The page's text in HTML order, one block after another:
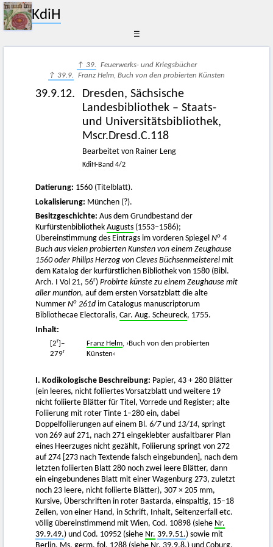
KdiH
☰
↑ 39. Feuerwerks- und Kriegsbücher
↑ 39.9. Franz Helm, Buch von den probierten Künsten
39.9.12.
Dresden, Sächsische
Landesbibliothek – Staats-
und Universitätsbibliothek,
Mscr.Dresd.C.118
Bearbeitet von Rainer Leng
KdiH-Band 4/2
Datierung: 1560 (Titelblatt).
Lokalisierung: München (?).
Besitzgeschichte: Aus dem Grundbestand der
Kurfürstenbibliothek Augusts (1553–1586);
Übereinstimmung des Eintrags im vorderen Spiegel No 4
Buch aus vielen probierten Kunsten von einem Zeughause
1560 oder Philips Herzog von Cleves Büchsenmeisterei mit
dem Katalog der kurfürstlichen Bibliothek von 1580 (Bibl.
Arch. I Vol 21, 56r) Probirte künste zu einem Zeughause mit
aller muntion, auf dem ersten Vorsatzblatt die alte
Nummer No 261d im Catalogus manuscriptorum
Bibliothecae Electoralis, Car. Aug. Scheureck, 1755.
Inhalt:
[2r ]–
279r
Franz Helm, ›Buch von den probierten
Künsten‹
I. Kodikologische Beschreibung: Papier, 43 + 280 Blätter
(ein leeres, nicht foliiertes Vorsatzblatt und weitere 19
nicht foliierte Blätter für Titel, Vorrede und Register; alte
Foliierung mit roter Tinte 1–280 ein, dabei
Doppelfoliierungen auf einem Bl. 6/7und 13/14, springt
von 269 auf 271, nach 271 eingeklebter ausfaltbarer Plan
eines Heerzuges nicht gezählt, Foliierung springt von 272
auf 274 [273 nach Textende falsch eingebunden], nach dem
letzten foliierten Blatt 280 noch zwei leere Blätter, dann
ein eingebundenes Blatt mit einer Wagenburg 273, zuletzt
noch 23 leere, nicht foliierte Blätter), 307 × 205 mm,
Kursive, Überschriften in roter Bastarda, einspaltig, 15–18
Zeilen, von einer Hand, in Schrift, Inhalt, Seitenzerfall etc.
völlig übereinstimmend mit Wien, Cod. 10898 (siehe Nr.
39.9.49.) und Cod. 10952 (siehe Nr. 39.9.51.) sowie mit